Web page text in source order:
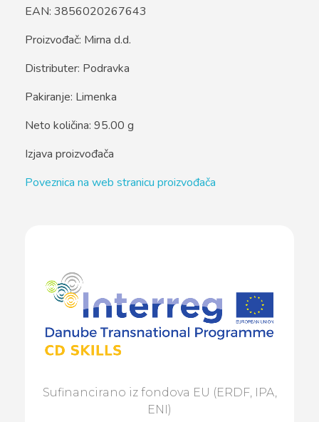
EAN: 3856020267643
Proizvođač: Mirna d.d.
Distributer: Podravka
Pakiranje: Limenka
Neto količina: 95.00 g
Izjava proizvođača
Poveznica na web stranicu proizvođača
Sufinancirano iz fondova EU (ERDF, IPA,
ENI)